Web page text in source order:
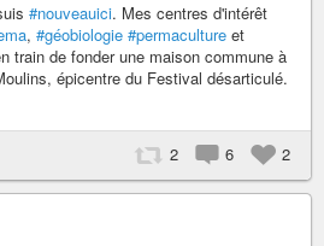
#nouveauici. Mes centres d'intérêt
, #géobiologie #permaculture et
train de fonder une maison commune à
épicentre du Festival désarticulé.
2 6 2